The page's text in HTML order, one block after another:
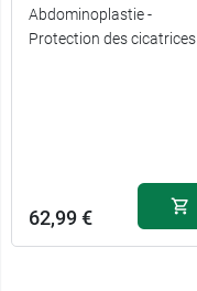
Abdominoplastie -
Protection des cicatrices
62,99 €